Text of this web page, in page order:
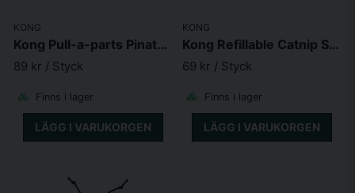
KONG
Kong Pull-a-parts Pinata 11,5*10*4cm
89 kr / Styck
Finns i lager
LÄGG I VARUKORGEN
KONG
Kong Refillable Catnip Squirrel 10X5X2 cm
69 kr / Styck
Finns i lager
LÄGG I VARUKORGEN